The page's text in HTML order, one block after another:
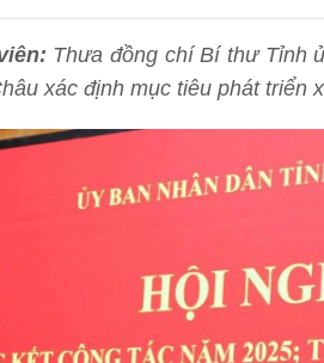
: Thưa đồng chí Bí thư Tỉnh ủ
xác định mục tiêu phát triển